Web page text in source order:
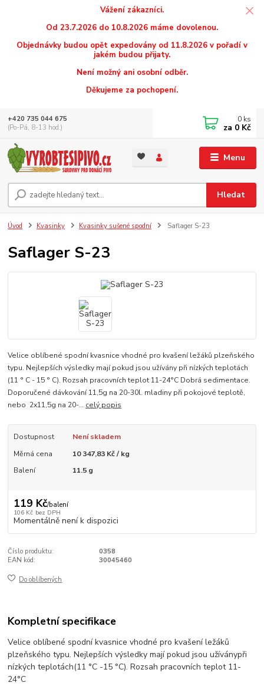
Vážení zákazníci.
Od 23.7.2026 do 10.8.2026 máme dovolenou.
Objednávky budou opět expedovány od 11.8.2026 v pořadí v
jakém budou přijaty.
Není možný ani osobní odběr.
Děkujeme za pochopení.
Menu
Hledat
+420 735 044 675
(Po-Pá, 8-13 hod.)
0 ks
za 0 Kč
Úvod Kvasinky Kvasinky sušené spodní Saflager S-23
Saflager S-23
Velice oblíbené spodní kvasnice vhodné pro kvašení ležáků plzeňského
typu. Nejlepších výsledky mají pokud jsou užívány při nízkých teplotách
(11 ° C - 15 ° C). Rozsah pracovních teplot 11-24°C Dobrá sedimentace.
Doporučené dávkování 11,5g na 20-30l. mladiny při pokojové teplotě,
nebo 2x11,5g na 20-... celý popis
Dostupnost
Není skladem
Měrná cena
10 347,83 Kč / kg
Balení
11.5 g
119 Kč/balení
106 Kč bez DPH
Momentálně není k dispozici
Číslo produktu:
0358
EAN kód:
30045460
Do oblíbených
Kompletní specifikace
Velice oblíbené spodní kvasnice vhodné pro kvašení ležáků
plzeňského typu. Nejlepších výsledkymají pokud jsou užíványpři
nízkých teplotách(11 °C -15 °C). Rozsah pracovních teplot 11-
24°C